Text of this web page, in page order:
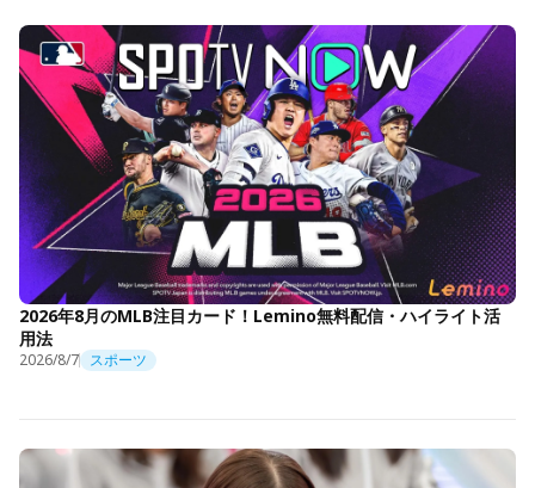
2026年8月のMLB注目カード！Lemino無料配信・ハイライト活
用法
2026/8/7 スポーツ